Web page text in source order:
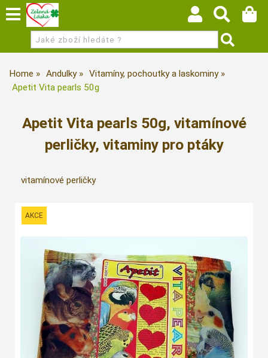
Home Andulky
Vitamíny, pochoutky a laskominy
Apetit Vita pearls 50g
Apetit Vita pearls 50g, vitamínové
perličky, vitaminy pro ptáky
vitamínové perličky